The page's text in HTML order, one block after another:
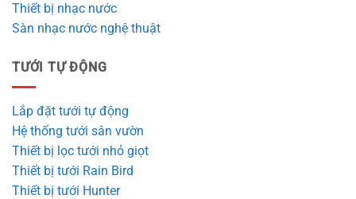
Thiết bị nhạc nước
Sàn nhạc nước nghệ thuật
TƯỚI TỰ ĐỘNG
Lắp đặt tưới tự động
Hệ thống tưới sân vườn
Thiết bị lọc tưới nhỏ giọt
Thiết bị tưới Rain Bird
Thiết bị tưới Hunter